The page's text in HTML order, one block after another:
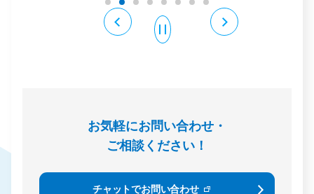
お気軽にお問い合わせ・
ご相談ください！
チャットでお問い合わせ